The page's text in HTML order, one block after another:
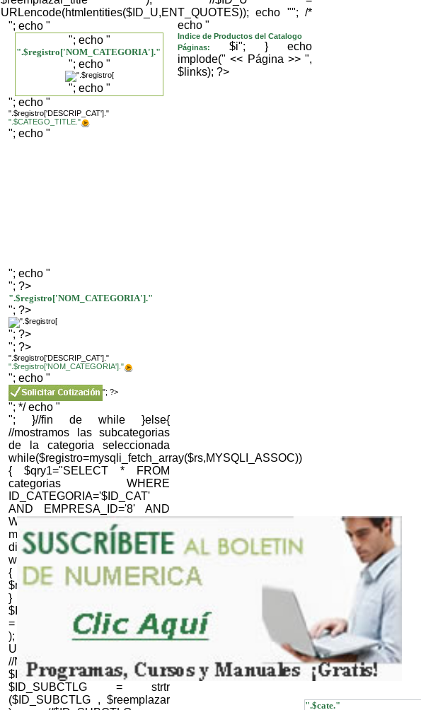
URLencode(htmlentities($ID_U,ENT_QUOTES)); echo "
"; echo "
"; echo "
".$registro['NOM_CATEGORIA']."
"; echo "
"; echo "
"; echo "
".$registro['DESCRIP_CAT']."
".$CATEGO_TITLE."
"; echo "
"; /*
echo "
"; echo "
"; ?>
".$registro['NOM_CATEGORIA']."
"; ?>
"; ?>
"; ?>
".$registro['DESCRIP_CAT']."
".$registro['NOM_CATEGORIA']."
"; echo "
"; ?>
"; */ echo "
"; }//fin de while }else{
//mostramos las subcategorias
de la categoria seleccionada
while($registro=mysqli_fetch_array($rs,MYSQLI_ASSOC))
{ $qry1="SELECT * FROM
categorias WHERE
ID_CATEGORIA='$ID_CAT'
AND EMPRESA_ID='8' AND
WEB='1' "; $resultQRY =
mysqli_query($link,$qry1) or
die(mysqli_error());
while($registroQRY=mysqli_fetch_array($resultQRY,MYSQLI_ASSOC))
{
$nomb_cat=$registroQRY['NOM_CATEGORIA'];
} //NOMBRE CATALOGO
$ID_CTLG=$CTLG; $ID_CTLG
= strtr ($ID_CTLG , $reemplazar
); $ID_CTLG =
URLencode(htmlentities($ID_CTLG,ENT_QUOTES));
//NOMBRE SUBCATALOGO
$ID_SUBCTLG=$SUBCTLG;
$ID_SUBCTLG = strtr
($ID_SUBCTLG , $reemplazar
Indice de Productos del Catalogo
Páginas:
$i"; } echo
implode(" << Página >> ",
$links); ?>
".$cate."